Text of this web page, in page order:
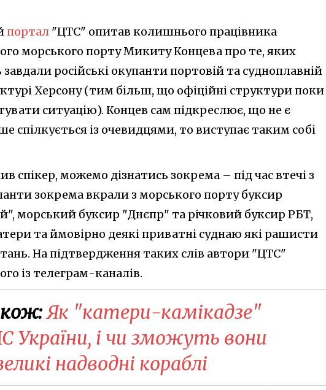
портал "ЦТС" опитав колишнього працівника
морського порту Микиту Концева про те, яких
російські окупанти портовій та судноплавній
Херсону (тим більш, що офіційні структури поки
ситуацію). Концев сам підкреслює, що не є
спілкується із очевидцями, то виступає таким собі
спікер, можемо дізнатись зокрема – під час втечі з
зокрема вкрали з морського порту буксир
морський буксир "Днєпр" та річковий буксир РБТ,
та ймовірно деякі приватні суднаю які рашисти
На підтвердження таких слів автори "ЦТС"
із телеграм-каналів.
Як "катери-камікадзе"
України, і чи зможуть вони
надводні кораблі